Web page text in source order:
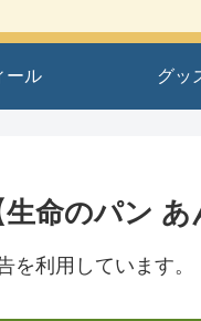
ール グッ
命のパン
利用しています。